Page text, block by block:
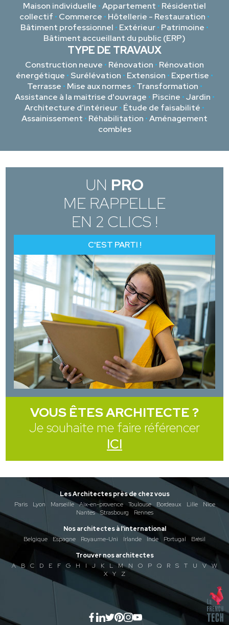
Maison individuelle •Appartement • Résidentiel
collectif • Commerce • Hôtellerie - Restauration •
Bâtiment professionnel • Extérieur• Patrimoine •
Bâtiment accueillant du public (ERP)
TYPE DE TRAVAUX
Construction neuve • Rénovation • Rénovation
énergétique • Surélévation • Extension • Expertise •
Terrasse • Mise aux normes • Transformation •
Assistance à la maitrise d'ouvrage • Piscine •Jardin •
Architecture d’intérieur• Étude de faisabilité •
Assainissement • Réhabilitation •Aménagement
combles
UN PRO
ME RAPPELLE
EN 2 CLICS !
C'EST PARTI !
VOUS ÊTES ARCHITECTE ?
Je souhaite me faire référencer
ICI
Les Architectes près de chez vous
Paris
Lyon Marseille Aix-en-provence Toulouse Bordeaux Lille
Nice
Nantes
Strasbourg
Rennes
Nos architectes à l'international
Belgique
Espagne Royaume-Uni Irlande Inde Portugal
Brésil
Trouver nos architectes
A
B C D E F G H I J K L M N O P Q R S T U V
W
X
Y Z